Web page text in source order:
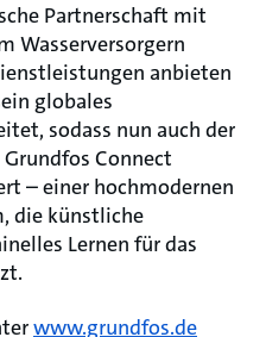
Partnerschaft mit
Wasserversorgern
anbieten
globales
sodass nun auch der
Connect
– einer hochmodernen
die künstliche
Lernen für das
www.grundfos.de